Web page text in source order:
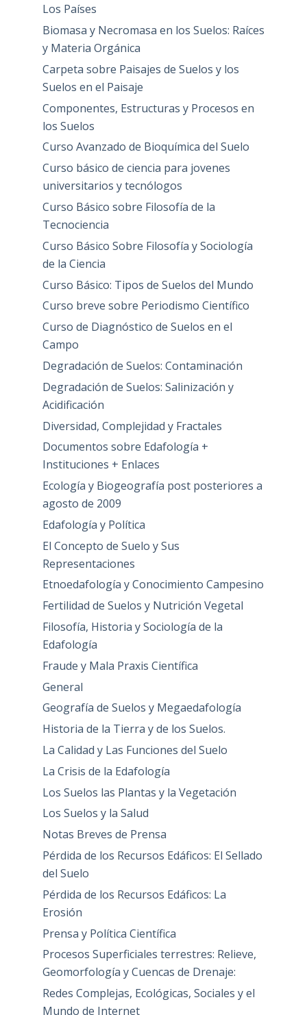
Los Países
Biomasa y Necromasa en los Suelos: Raíces
y Materia Orgánica
Carpeta sobre Paisajes de Suelos y los
Suelos en el Paisaje
Componentes, Estructuras y Procesos en
los Suelos
Curso Avanzado de Bioquímica del Suelo
Curso básico de ciencia para jovenes
universitarios y tecnólogos
Curso Básico sobre Filosofía de la
Tecnociencia
Curso Básico Sobre Filosofía y Sociología
de la Ciencia
Curso Básico: Tipos de Suelos del Mundo
Curso breve sobre Periodismo Científico
Curso de Diagnóstico de Suelos en el
Campo
Degradación de Suelos: Contaminación
Degradación de Suelos: Salinización y
Acidificación
Diversidad, Complejidad y Fractales
Documentos sobre Edafología +
Instituciones + Enlaces
Ecología y Biogeografía post posteriores a
agosto de 2009
Edafología y Política
El Concepto de Suelo y Sus
Representaciones
Etnoedafología y Conocimiento Campesino
Fertilidad de Suelos y Nutrición Vegetal
Filosofía, Historia y Sociología de la
Edafología
Fraude y Mala Praxis Científica
General
Geografía de Suelos y Megaedafología
Historia de la Tierra y de los Suelos.
La Calidad y Las Funciones del Suelo
La Crisis de la Edafología
Los Suelos las Plantas y la Vegetación
Los Suelos y la Salud
Notas Breves de Prensa
Pérdida de los Recursos Edáficos: El Sellado
del Suelo
Pérdida de los Recursos Edáficos: La
Erosión
Prensa y Política Científica
Procesos Superficiales terrestres: Relieve,
Geomorfología y Cuencas de Drenaje:
Redes Complejas, Ecológicas, Sociales y el
Mundo de Internet